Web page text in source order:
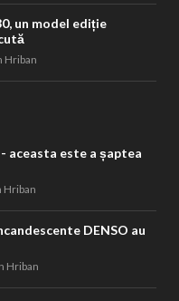
un model ediție
Hriban
aceasta este a șaptea
Hriban
DENSO au
Hriban